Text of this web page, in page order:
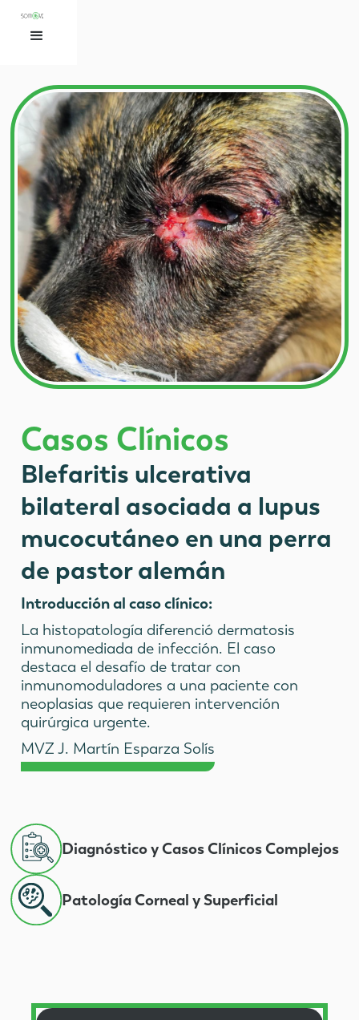
Casos Clínicos
Blefaritis ulcerativa
bilateral asociada a lupus
mucocutáneo en una perra
de pastor alemán
Introducción al caso clínico:
La histopatología diferenció dermatosis
inmunomediada de infección. El caso
destaca el desafío de tratar con
inmunomoduladores a una paciente con
neoplasias que requieren intervención
quirúrgica urgente.
MVZ J. Martín Esparza Solís
Diagnóstico y Casos Clínicos Complejos
Patología Corneal y Superficial